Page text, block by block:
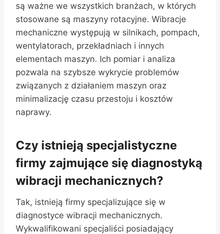
są ważne we wszystkich branżach, w których
stosowane są maszyny rotacyjne. Wibracje
mechaniczne występują w silnikach, pompach,
wentylatorach, przekładniach i innych
elementach maszyn. Ich pomiar i analiza
pozwala na szybsze wykrycie problemów
związanych z działaniem maszyn oraz
minimalizację czasu przestoju i kosztów
naprawy.
Czy istnieją specjalistyczne
firmy zajmujące się diagnostyką
wibracji mechanicznych?
Tak, istnieją firmy specjalizujące się w
diagnostyce wibracji mechanicznych.
Wykwalifikowani specjaliści posiadający